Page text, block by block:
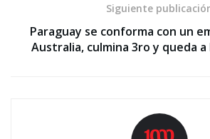
Siguiente
Paraguay se conforma con un
Australia, culmina 3ro y queda